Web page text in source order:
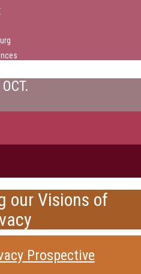
our Visions of
Prospective